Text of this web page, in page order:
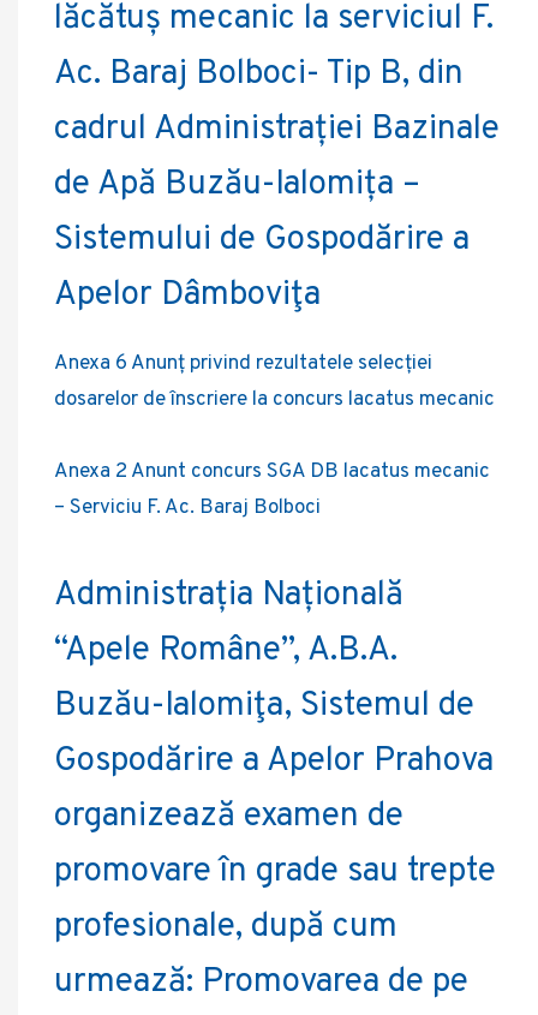
lăcătuș mecanic la serviciul F.
Ac. Baraj Bolboci- Tip B, din
cadrul Administrației Bazinale
de Apă Buzău-Ialomița –
Sistemului de Gospodărire a
Apelor Dâmboviţa
Anexa 6 Anunț privind rezultatele selecției
dosarelor de înscriere la concurs lacatus mecanic
Anexa 2 Anunt concurs SGA DB lacatus mecanic
– Serviciu F. Ac. Baraj Bolboci
Administrația Națională
“Apele Române”, A.B.A.
Buzău-Ialomiţa, Sistemul de
Gospodărire a Apelor Prahova
organizează examen de
promovare în grade sau trepte
profesionale, după cum
urmează: Promovarea de pe